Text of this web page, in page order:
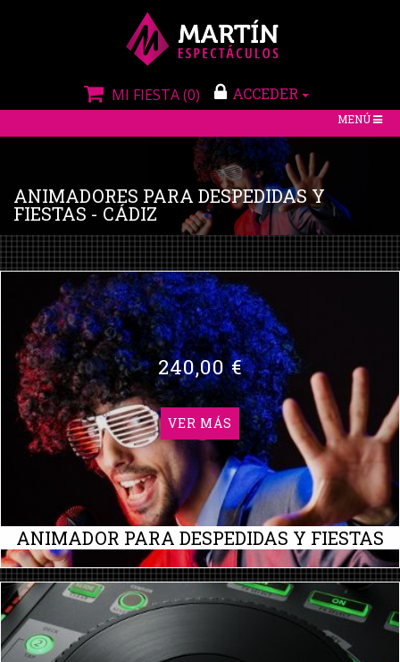
MI FIESTA(0) ACCEDER
TOGGLE
MENÚ
ANIMADORES PARA DESPEDIDAS Y
FIESTAS - CÁDIZ
ANIMADOR PARA DESPEDIDAS Y FIESTAS
240,00 €
VER MÁS